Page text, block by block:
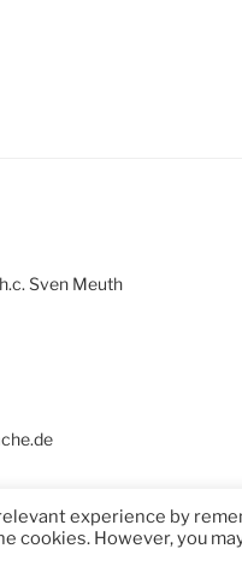
Sven Meuth
experience by
cookies. However, you